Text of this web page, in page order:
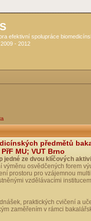
efektivní spolupráce
- 2012
předmětů
MU; VUT Brno
jedné ze dvou klíčových
výměnu osvědčených forem
prostoru pro vzájemnou
vzdělávacími
praktických cvičení a
zaměřením v rámci